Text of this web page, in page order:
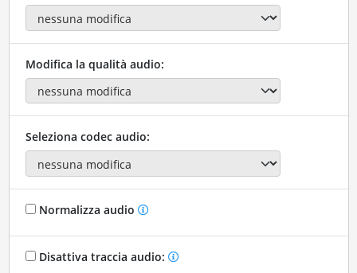
Modifica la qualità audio:
Seleziona codec audio:
Normalizza audio
Disattiva traccia audio: